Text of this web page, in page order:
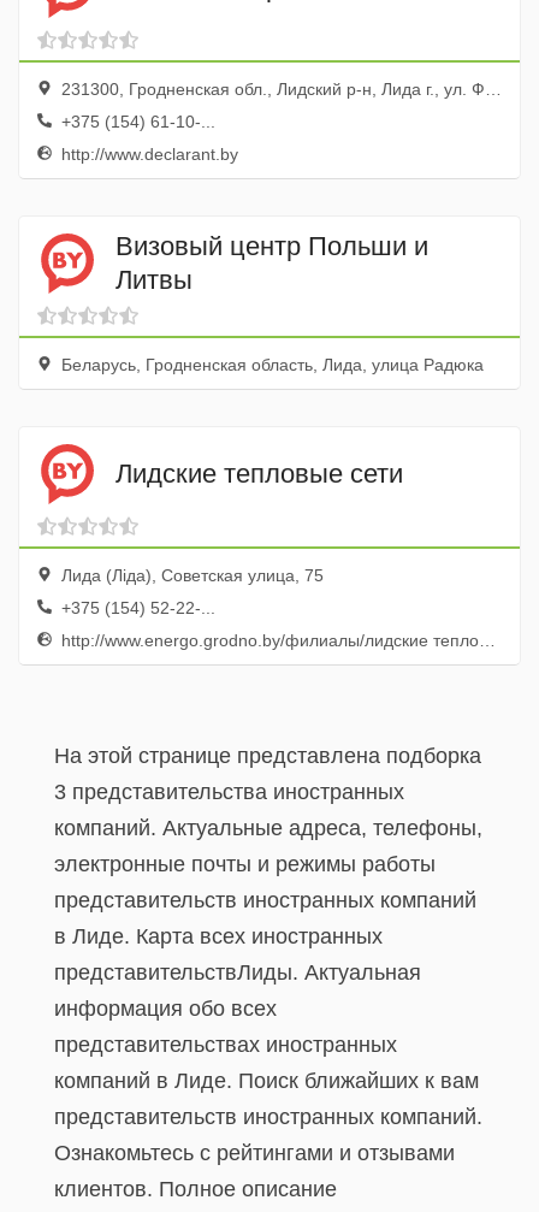
231300, Гродненская обл., Лидский р-н, Лида г., ул. Фурманова, 39
+375 (154) 61-10-...
http://www.declarant.by
Визовый центр Польши и
Литвы
Беларусь, Гродненская область, Лида, улица Радюка
Лидские тепловые сети
Лида (Лiда), Советская улица, 75
+375 (154) 52-22-...
http://www.energo.grodno.by/филиалы/лидские тепловые сети/
На этой странице представлена подборка
3 представительства иностранных
компаний. Актуальные адреса, телефоны,
электронные почты и режимы работы
представительств иностранных компаний
в Лиде. Карта всех иностранных
представительствЛиды. Актуальная
информация обо всех
представительствах иностранных
компаний в Лиде. Поиск ближайших к вам
представительств иностранных компаний.
Ознакомьтесь с рейтингами и отзывами
клиентов. Полное описание